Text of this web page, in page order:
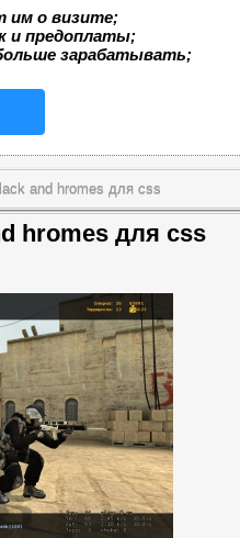
им о визите;
и предоплаты;
зарабатывать;
and hromes для css
hromes для css